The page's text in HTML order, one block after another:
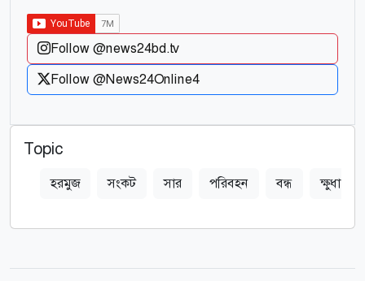
Follow @news24bd.tv
Follow @News24Online4
Topic
হরমুজ সংকট সার পরিবহন বন্ধ ক্ষুধা